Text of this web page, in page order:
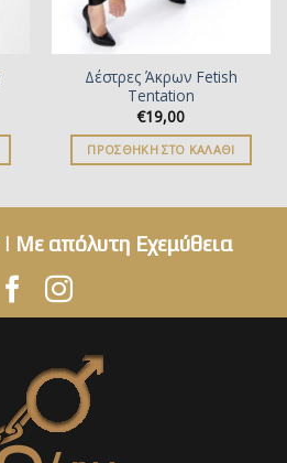
Δέστρες Άκρων Fetish
Tentation
€19,00
ΠΡΟΣΘΉΚΗ ΣΤΟ ΚΑΛΆΘΙ
| Με απόλυτη Εχεμύθεια